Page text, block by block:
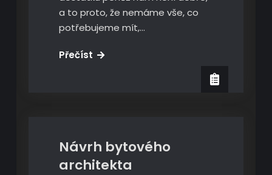
a to proto, že nemáme vše, co
potřebujeme mít,…
PřečístPůjčky
Návrh bytového
architekta